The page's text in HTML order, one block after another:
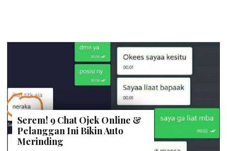
Serem! 9 Chat Ojek Online &
Pelanggan Ini Bikin Auto
Merinding